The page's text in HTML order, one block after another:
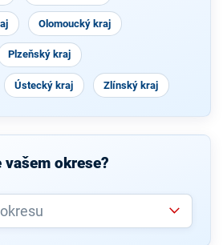
Olomoucký kraj
Plzeňský kraj
Ústecký kraj Zlínský kraj
okrese?